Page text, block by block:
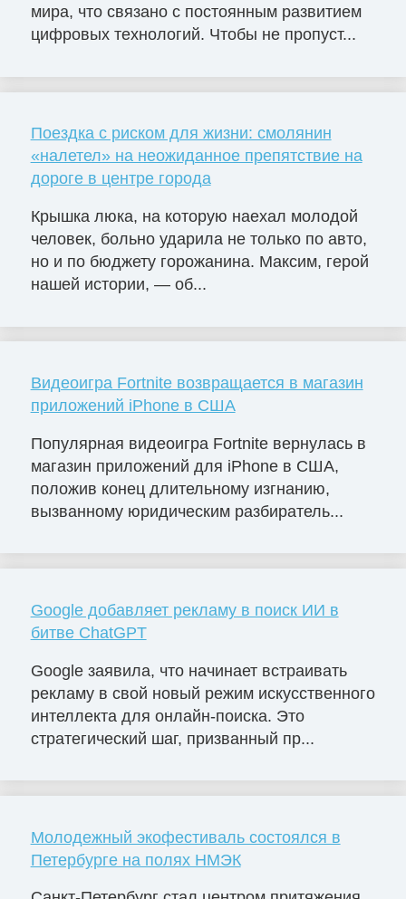
мира, что связано с постоянным развитием
цифровых технологий. Чтобы не пропуст...
Поездка с риском для жизни: смолянин
«налетел» на неожиданное препятствие на
дороге в центре города
Крышка люка, на которую наехал молодой
человек, больно ударила не только по авто,
но и по бюджету горожанина. Максим, герой
нашей истории, — об...
Видеоигра Fortnite возвращается в магазин
приложений iPhone в США
Популярная видеоигра Fortnite вернулась в
магазин приложений для iPhone в США,
положив конец длительному изгнанию,
вызванному юридическим разбиратель...
Google добавляет рекламу в поиск ИИ в
битве ChatGPT
Google заявила, что начинает встраивать
рекламу в свой новый режим искусственного
интеллекта для онлайн-поиска. Это
стратегический шаг, призванный пр...
Молодежный экофестиваль состоялся в
Петербурге на полях НМЭК